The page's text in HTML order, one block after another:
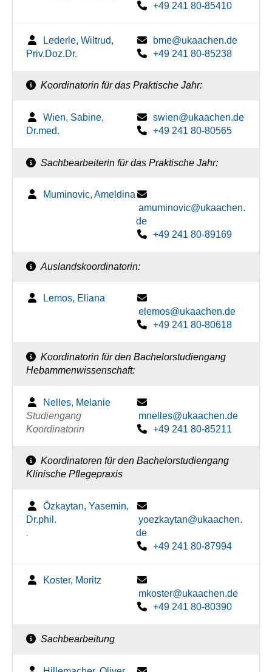
+49 241 80-85410
Lederle, Wiltrud,
Priv.Doz.Dr.
bme@ukaachen.de
+49 241 80-85238
Koordinatorin für das Praktische Jahr:
Wien, Sabine,
Dr.med.
swien@ukaachen.de
+49 241 80-80565
Sachbearbeiterin für das Praktische Jahr:
Muminovic, Ameldina
amuminovic@ukaachen.
de
+49 241 80-89169
Auslandskoordinatorin:
Lemos, Eliana
elemos@ukaachen.de
+49 241 80-80618
Koordinatorin für den Bachelorstudiengang
Hebammenwissenschaft:
Nelles, Melanie
Studiengang
Koordinatorin
mnelles@ukaachen.de
+49 241 80-85211
Koordinatoren für den Bachelorstudiengang
Klinische Pflegepraxis
Özkaytan, Yasemin,
Dr.phil.
.
yoezkaytan@ukaachen.
de
+49 241 80-87994
Koster, Moritz
mkoster@ukaachen.de
+49 241 80-80390
Sachbearbeitung